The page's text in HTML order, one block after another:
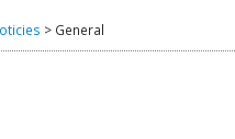
> General